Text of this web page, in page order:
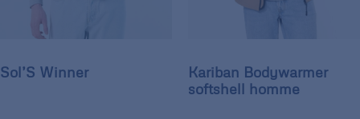
Sol’S Winner
Kariban Bodywarmer
softshell homme